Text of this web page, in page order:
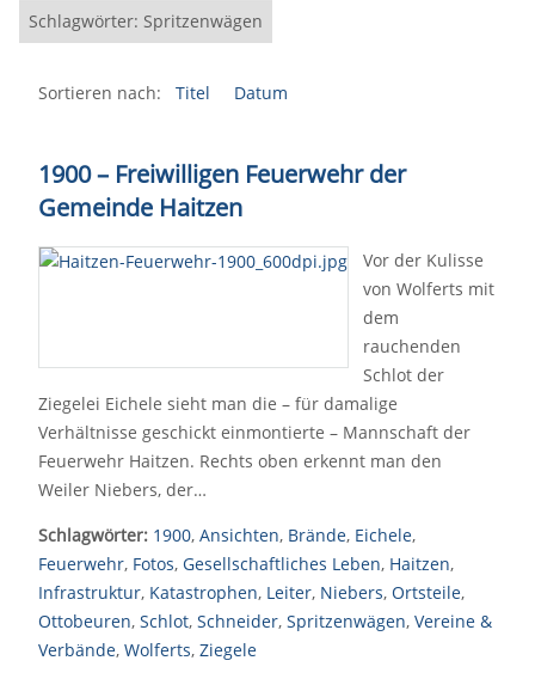
Schlagwörter: Spritzenwägen
Sortieren nach: Titel Datum
1900 – Freiwilligen Feuerwehr der
Gemeinde Haitzen
Vor der Kulisse
von Wolferts mit
dem
rauchenden
Schlot der
Ziegelei Eichele sieht man die – für damalige
Verhältnisse geschickt einmontierte – Mannschaft der
Feuerwehr Haitzen. Rechts oben erkennt man den
Weiler Niebers, der…
Schlagwörter: 1900, Ansichten, Brände, Eichele,
Feuerwehr, Fotos, Gesellschaftliches Leben, Haitzen,
Infrastruktur, Katastrophen, Leiter, Niebers, Ortsteile,
Ottobeuren, Schlot, Schneider, Spritzenwägen, Vereine &
Verbände, Wolferts, Ziegele